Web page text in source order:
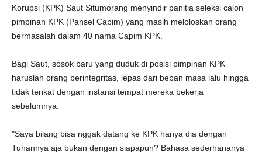
Korupsi (KPK) Saut Situmorang menyindir panitia seleksi calon
pimpinan KPK (Pansel Capim) yang masih meloloskan orang
bermasalah dalam 40 nama Capim KPK.
Bagi Saut, sosok baru yang duduk di posisi pimpinan KPK
haruslah orang berintegritas, lepas dari beban masa lalu hingga
tidak terikat dengan instansi tempat mereka bekerja
sebelumnya.
"Saya bilang bisa nggak datang ke KPK hanya dia dengan
Tuhannya aja bukan dengan siapapun? Bahasa sederhananya